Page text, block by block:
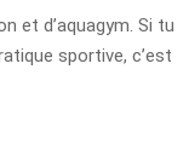
et d’aquagym. Si tu
sportive, c’est